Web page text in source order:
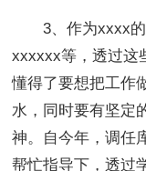
3、作为xxxx
xxxxxx等，透过这
懂得了要想把工作
水，同时要有坚定
神。自今年，调任
帮忙指导下，透过